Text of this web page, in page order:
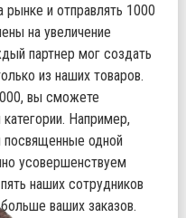
рынке и отправлять 1000
на увеличение
партнер мог создать
из наших товаров.
вы сможете
Например,
посвященные одной
усовершенствуем
наших сотрудников
ваших заказов.